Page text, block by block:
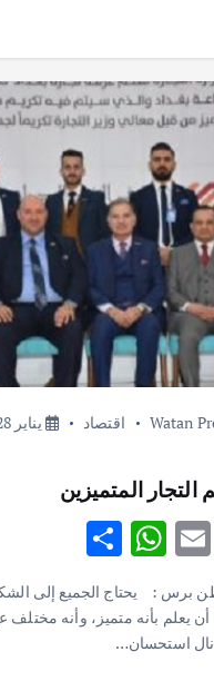
p
p
Watan اقتصاد
يناير 28, 2022
المتميزين
w
E
ai
l
W
h
at
s
S
ar
: يحتاج الجميع إلى الشكر
يعلم بأنه متميز، وأنه مختلف
نال استحسان…